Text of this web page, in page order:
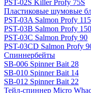
PST-02S Killer Profy 75S
Пластиковые шумовые
PST-03A Salmon Profy 115
PST-03B Salmon Profy 150
PST-03C Salmon Profy 90
PST-03CD Salmon Profy
Спиннербейты
SB-006 Spinner Bait 28
SB-010 Spinner Bait 14
SB-012 Spinner Bait 22
Тейл-спиннер Micro